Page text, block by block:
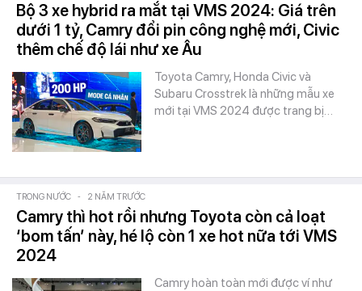
Bộ 3 xe hybrid ra mắt tại VMS 2024: Giá trên
dưới 1 tỷ, Camry đổi pin công nghệ mới, Civic
thêm chế độ lái như xe Âu
Toyota Camry, Honda Civic và
Subaru Crosstrek là những mẫu xe
mới tại VMS 2024 được trang bị…
TRONG NƯỚC - 2 NĂM TRƯỚC
Camry thì hot rồi nhưng Toyota còn cả loạt
‘bom tấn’ này, hé lộ còn 1 xe hot nữa tới VMS
2024
Camry hoàn toàn mới được ví như